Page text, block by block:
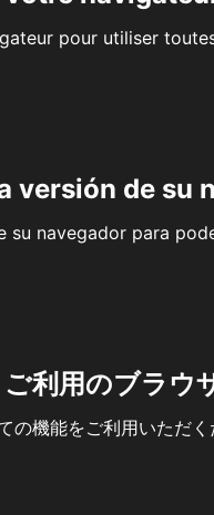
pour utiliser
versión de su
su navegador para
利用のブラウ
の機能をご利用いただ